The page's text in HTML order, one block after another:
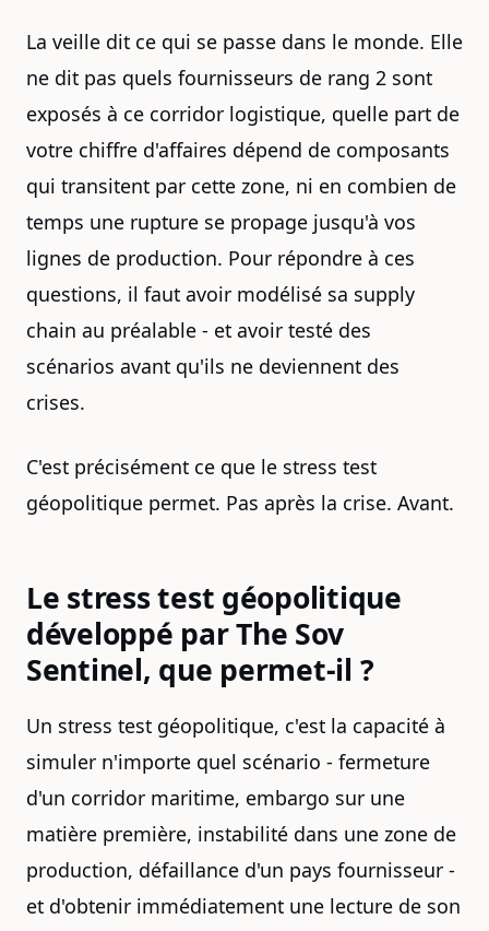
La veille dit ce qui se passe dans le monde. Elle
ne dit pas quels fournisseurs de rang 2 sont
exposés à ce corridor logistique, quelle part de
votre chiffre d'affaires dépend de composants
qui transitent par cette zone, ni en combien de
temps une rupture se propage jusqu'à vos
lignes de production. Pour répondre à ces
questions, il faut avoir modélisé sa supply
chain au préalable - et avoir testé des
scénarios avant qu'ils ne deviennent des
crises.
C'est précisément ce que le stress test
géopolitique permet. Pas après la crise. Avant.
Le stress test géopolitique
développé par The Sov
Sentinel, que permet-il ?
Un stress test géopolitique, c'est la capacité à
simuler n'importe quel scénario - fermeture
d'un corridor maritime, embargo sur une
matière première, instabilité dans une zone de
production, défaillance d'un pays fournisseur -
et d'obtenir immédiatement une lecture de son